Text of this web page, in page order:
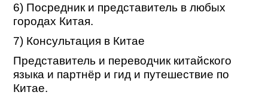
6) Посредник и представитель в любых
городах Китая.
7) Консультация в Китае
Представитель и переводчик китайского
языка и партнёр и гид и путешествие по
Китае.